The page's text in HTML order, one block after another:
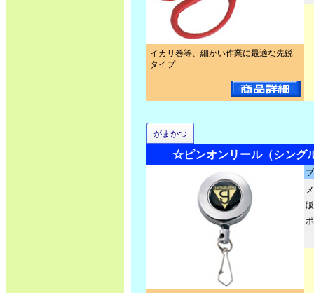
イカリ巻等、細かい作業に最適な先鋭
タイプ
がまかつ
☆ピンオンリール（シング